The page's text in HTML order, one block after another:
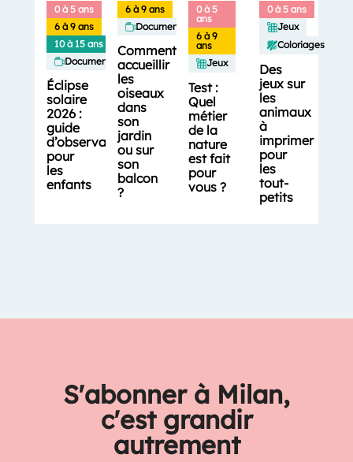
0 à 5 ans
6 à 9 ans
10 à 15 ans
Documentaires
Éclipse
solaire
2026 :
guide
d’observation
pour
les
enfants
6 à 9 ans
Documentaires
Comment
accueillir
les
oiseaux
dans
son
jardin
ou sur
son
balcon
?
0 à 5
ans
6 à 9
ans
Jeux
Test :
Quel
métier
de la
nature
est fait
pour
vous ?
0 à 5 ans
Jeux
Coloriages
Des
jeux sur
les
animaux
à
imprimer
pour
les
tout-
petits
S'abonner à Milan,
c'est grandir
autrement